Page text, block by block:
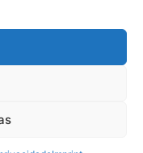
0001-02.
direitos Reservados.